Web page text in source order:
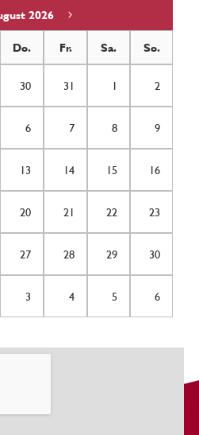
2026
Do. Fr. Sa. So.
30 31 1 2
6 7 8 9
13 14 15 16
20 21 22 23
27 28 29 30
3 4 5 6